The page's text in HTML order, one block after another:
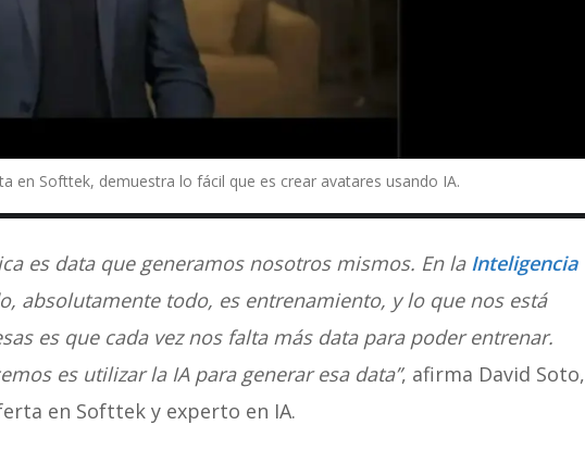
en Softtek, demuestra lo fácil que es crear avatares usando IA.
es data que generamos nosotros mismos. En la Inteligencia
absolutamente todo, es entrenamiento, y lo que nos está
es que cada vez nos falta más data para poder entrenar.
es utilizar la IA para generar esa data”, afirma David Soto,
en Softtek y experto en IA.